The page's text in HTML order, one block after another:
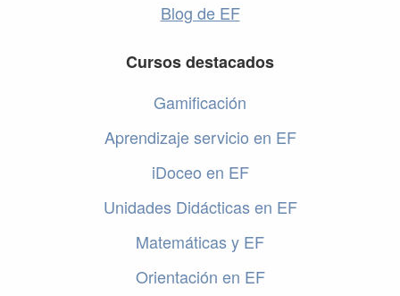
Blog de EF
Cursos destacados
Gamificación
Aprendizaje servicio en EF
iDoceo en EF
Unidades Didácticas en EF
Matemáticas y EF
Orientación en EF